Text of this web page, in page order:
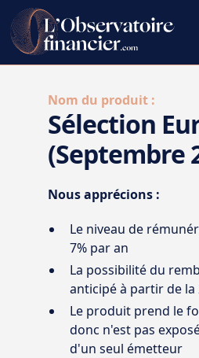
Nom du produit :
Sélection
(Septembre
Nous apprécions :
Le niveau de
7% par an
La possibilité du
anticipé à partir de la
Le produit prend le
donc n'est pas
d'un seul émetteur